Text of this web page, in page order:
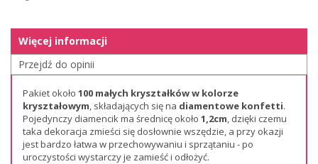
Więcej informacji
Przejdź do opinii
Pakiet około 100 małych kryształków w kolorze
kryształowym, składających się na diamentowe konfetti.
Pojedynczy diamencik ma średnicę około 1,2cm, dzięki czemu
taka dekoracja zmieści się dosłownie wszędzie, a przy okazji
jest bardzo łatwa w przechowywaniu i sprzątaniu - po
uroczystości wystarczy je zamieść i odłożyć.